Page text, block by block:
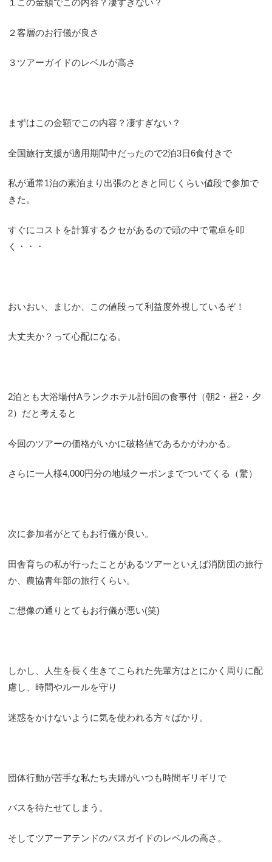
１この金額でこの内容？凄すぎない？
２客層のお行儀が良さ
３ツアーガイドのレベルが高さ
まずはこの金額でこの内容？凄すぎない？
全国旅行支援が適用期間中だったので2泊3日6食付きで
私が通常1泊の素泊まり出張のときと同じくらい値段で参加で
きた。
すぐにコストを計算するクセがあるので頭の中で電卓を叩
く・・・
おいおい、まじか、この値段って利益度外視しているぞ！
大丈夫か？って心配になる。
2泊とも大浴場付Aランクホテル計6回の食事付（朝2・昼2・夕
2）だと考えると
今回のツアーの価格がいかに破格値であるかがわかる。
さらに一人様4,000円分の地域クーポンまでついてくる（驚）
次に参加者がとてもお行儀が良い。
田舎育ちの私が行ったことがあるツアーといえば消防団の旅行
か、農協青年部の旅行くらい。
ご想像の通りとてもお行儀が悪い(笑)
しかし、人生を長く生きてこられた先輩方はとにかく周りに配
慮し、時間やルールを守り
迷惑をかけないように気を使われる方々ばかり。
団体行動が苦手な私たち夫婦がいつも時間ギリギリで
バスを待たせてしまう。
そしてツアーアテンドのバスガイドのレベルの高さ。